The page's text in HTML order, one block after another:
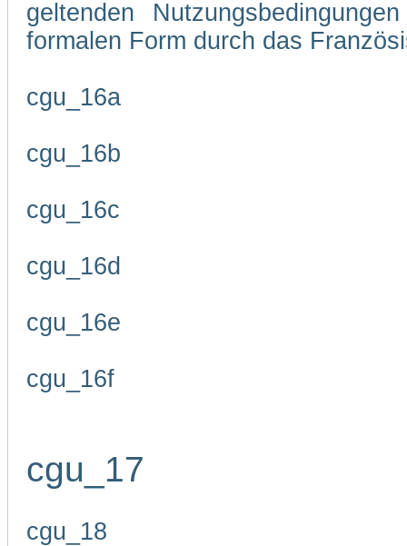
geltenden
formalen Form durch das
cgu_16a
cgu_16b
cgu_16c
cgu_16d
cgu_16e
cgu_16f
cgu_17
cgu_18